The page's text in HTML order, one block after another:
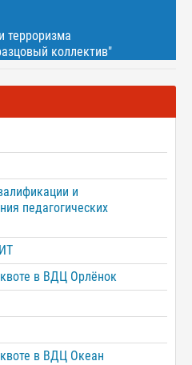
терроризма
коллектив"
и
педагогических
в ВДЦ Орлёнок
в ВДЦ Океан